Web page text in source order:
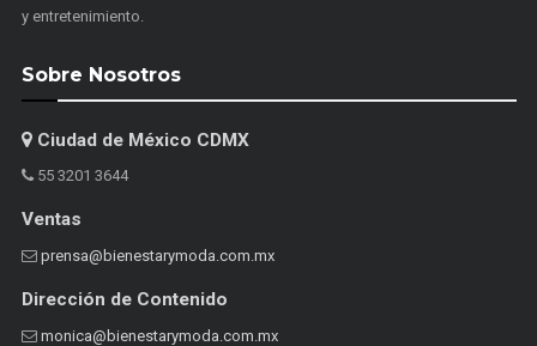
y entretenimiento.
Sobre Nosotros
Ciudad de México CDMX
55 3201 3644
Ventas
prensa@bienestarymoda.com.mx
Dirección de Contenido
monica@bienestarymoda.com.mx